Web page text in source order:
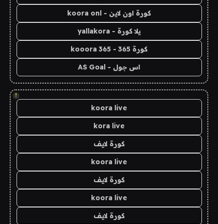
كورة اون لاين - koora onl
يلا كورة - yallakora
كورة 365 - kooora 365
اس جول - AS Goal
!
koora live
kora live
كورة لايف
koora live
كورة لايف
koora live
كورة لايف